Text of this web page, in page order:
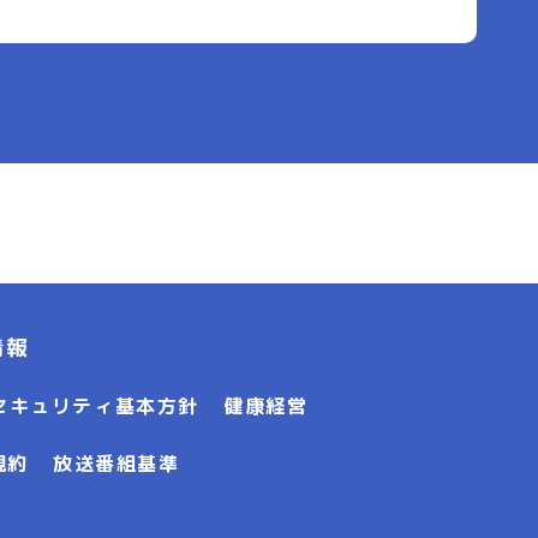
キュリティ基本方針 健康経営
約 放送番組基準